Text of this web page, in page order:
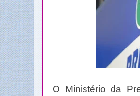
O Ministério da